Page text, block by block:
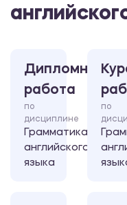
Дипломная
работа
по
дисциплине
Грамматика
английского
языка
по